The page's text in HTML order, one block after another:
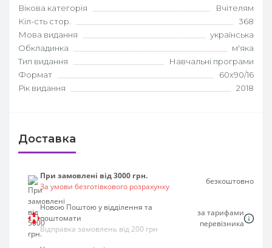
Вікова категорія
Вчітелям
Кіл-сть стор.
368
Мова видання
українська
Обкладинка
м'яка
Тип видання
Навчальні програми
Формат
60х90/16
Рік видання
2018
Доставка
При замовлені від 3000 грн.
За умови безготівкового розрахунку
безкоштовно
Новою Поштою у відділення та
поштомати
Відправка замовлень від 200 грн
за тарифами
перевізника